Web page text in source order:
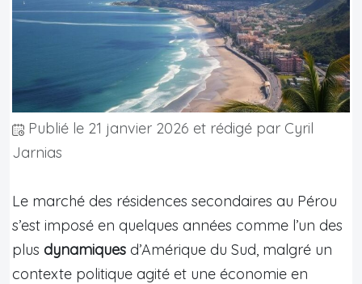
Publié le 21 janvier 2026 et rédigé par Cyril
Jarnias
Le marché des résidences secondaires au Pérou
s’est imposé en quelques années comme l’un des
plus dynamiques d’Amérique du Sud, malgré un
contexte politique agité et une économie en